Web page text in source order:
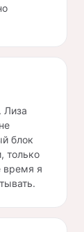
Лиза
блок
только
время я